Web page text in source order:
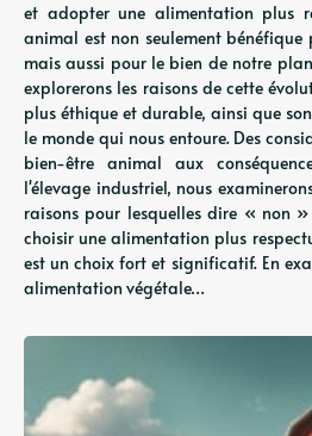
et adopter une alimentation plus
animal est non seulement
mais aussi pour le bien de notre
explorerons les raisons de cette
plus éthique et durable, ainsi que
le monde qui nous entoure. Des
bien-être animal aux
l'élevage industriel, nous
raisons pour lesquelles dire « non
choisir une alimentation plus
est un choix fort et significatif. En
alimentation végétale…